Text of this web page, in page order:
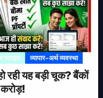
स्टाइल व्यापार-अर्थ व्यवस्था
रही यह बड़ी चूक? बैंकों